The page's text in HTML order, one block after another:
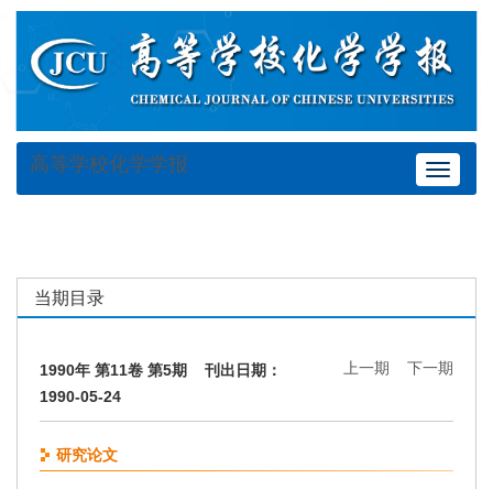
Toggle
高等学校化学学报
当期目录
1990年 第11卷 第5期 刊出日期：
1990-05-24
上一期 下一期
研究论文